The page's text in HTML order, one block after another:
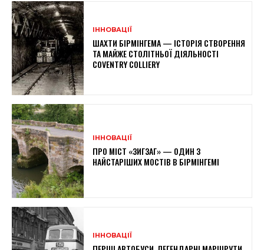
ІННОВАЦІЇ
ШАХТИ БІРМІНГЕМА — ІСТОРІЯ СТВОРЕННЯ
ТА МАЙЖЕ СТОЛІТНЬОЇ ДІЯЛЬНОСТІ
COVENTRY COLLIERY
ІННОВАЦІЇ
ПРО МІСТ «ЗИГЗАГ» — ОДИН З
НАЙСТАРІШИХ МОСТІВ В БІРМІНГЕМІ
ІННОВАЦІЇ